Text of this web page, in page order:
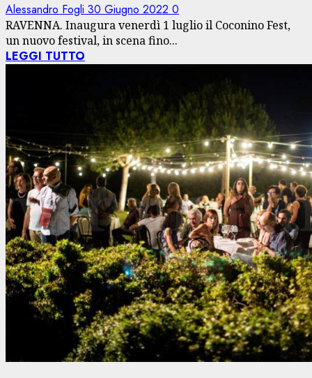
Alessandro Fogli 30 Giugno 2022 0
RAVENNA. Inaugura venerdì 1 luglio il Coconino Fest,
un nuovo festival, in scena fino...
LEGGI TUTTO